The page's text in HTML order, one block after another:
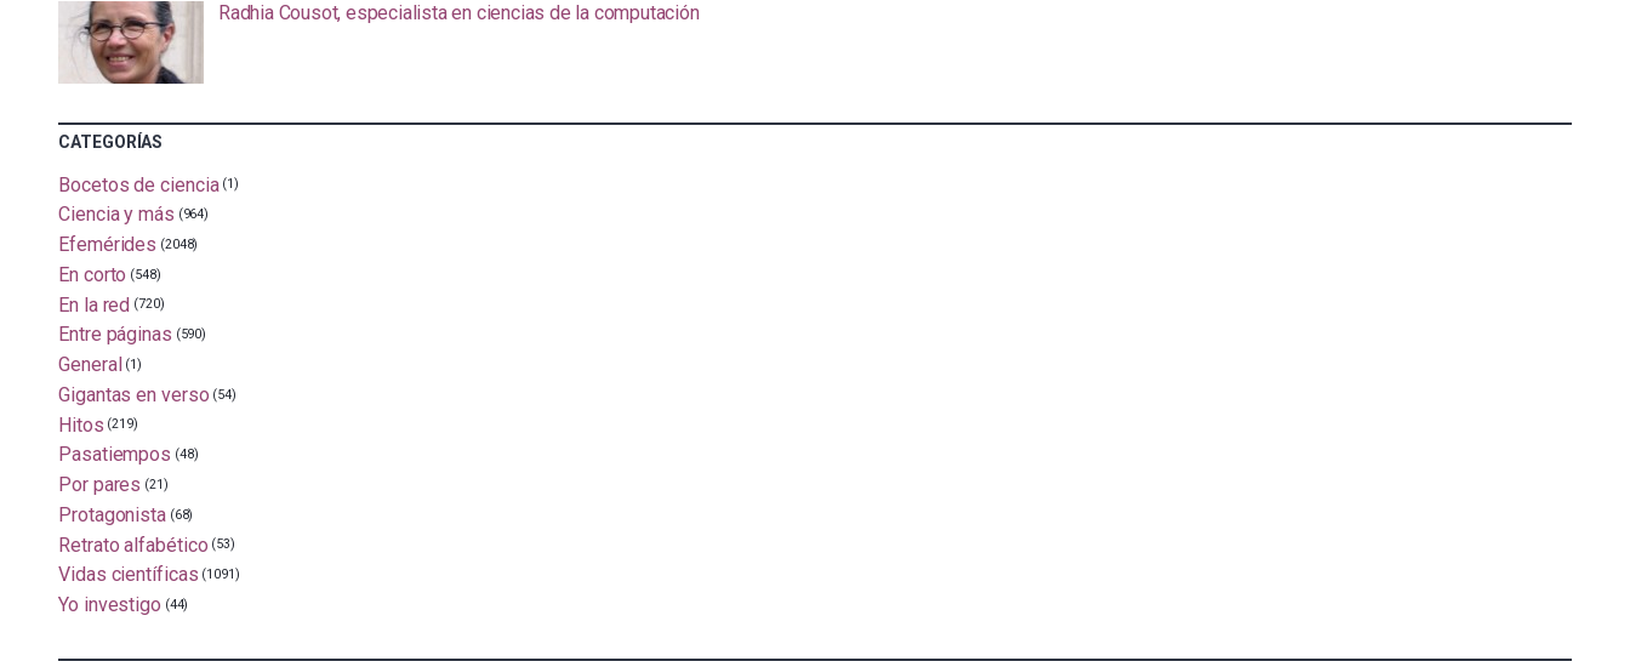
Radhia Cousot, especialista en ciencias de la computación
CATEGORÍAS
Bocetos de ciencia (1)
Ciencia y más (964)
Efemérides (2048)
En corto (548)
En la red (720)
Entre páginas (590)
General (1)
Gigantas en verso (54)
Hitos (219)
Pasatiempos (48)
Por pares (21)
Protagonista (68)
Retrato alfabético (53)
Vidas científicas (1091)
Yo investigo (44)